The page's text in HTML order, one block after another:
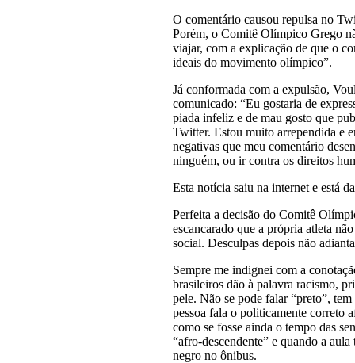
O comentário causou repulsa no
Porém, o Comitê Olímpico Grego
viajar, com a explicação de que o
ideais do movimento olímpico”.
Já conformada com a expulsão,
comunicado: “Eu gostaria de
piada infeliz e de mau gosto que
Twitter. Estou muito arrependida e
negativas que meu comentário
ninguém, ou ir contra os direitos
Esta notícia saiu na internet e está
Perfeita a decisão do Comitê
escancarado que a própria atleta
social. Desculpas depois não
Sempre me indignei com a
brasileiros dão à palavra racismo,
pele. Não se pode falar “preto”,
pessoa fala o politicamente correto
como se fosse ainda o tempo das
“afro-descendente” e quando a
negro no ônibus.